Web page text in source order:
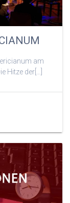
am
Hitze der[…]